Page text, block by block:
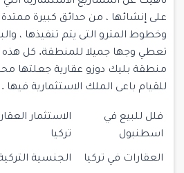
على إنشائها ، من حدائق كبيرة
وخطوط المترو التى يتم تنفيذها ،
تعطي وجها جميلا للمنطقة. كل هذه
منطقة بليك دوزو عقارية جعلتها
للقيام باعى الملك الاستثمارية فيها .
فلل للبيع في
اسطنبول
الاستثمار
تركيا
العقارات في تركيا الجنسية